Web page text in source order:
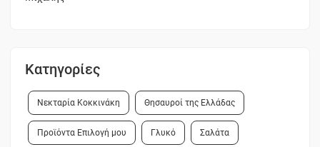
Κατηγορίες
Νεκταρία Κοκκινάκη Θησαυροί της Ελλάδας
Προϊόντα Επιλογή μου Γλυκό Σαλάτα